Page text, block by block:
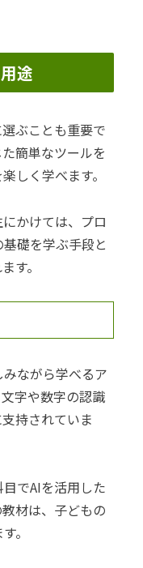
途
ぶことも重要で
簡単なツールを
しく学べます。
かけては、プロ
礎を学ぶ手段と
す。
ながら学べるア
字や数字の認識
持されていま
でAIを活用した
材は、子どもの
。